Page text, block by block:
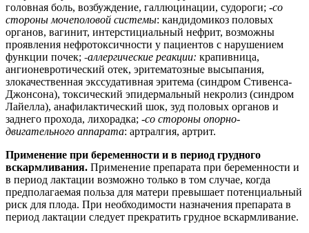
головная боль, возбуждение, галлюцинации, судороги; -со
стороны мочеполовой системы: кандидомикоз половых
органов, вагинит, интерстициальный нефрит, возможны
проявления нефротоксичности у пациентов с нарушением
функции почек; -аллергические реакции: крапивница,
ангионевротический отек, эритематозные высыпания,
злокачественная экссудативная эритема (синдром Стивенса-
Джонсона), токсический эпидермальный некролиз (синдром
Лайелла), анафилактический шок, зуд половых органов и
заднего прохода, лихорадка; -со стороны опорно-
двигательного аппарата: артралгия, артрит.
Применение при беременности и в период грудного
вскармливания. Применение препарата при беременности и
в период лактации возможно только в том случае, когда
предполагаемая польза для матери превышает потенциальный
риск для плода. При необходимости назначения препарата в
период лактации следует прекратить грудное вскармливание.